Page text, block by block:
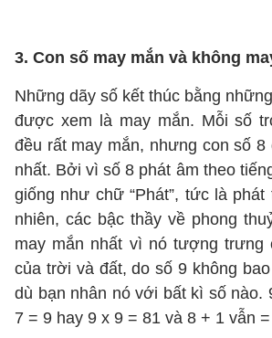
3. Con số may mắn và không
Những dãy số kết thúc bằng
được xem là may mắn. Mỗi số
đều rất may mắn, nhưng con số
nhất. Bởi vì số 8 phát âm theo
giống như chữ “Phát”, tức là phát
nhiên, các bậc thầy về phong
may mắn nhất vì nó tượng trưng
của trời và đất, do số 9 không
dù bạn nhân nó với bất kì số nào.
7 = 9 hay 9 x 9 = 81 và 8 + 1 vẫn